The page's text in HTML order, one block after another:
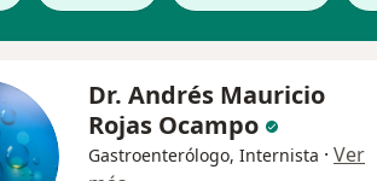
Dr. Andrés Mauricio
Rojas Ocampo
Gastroenterólogo, Internista · Ver